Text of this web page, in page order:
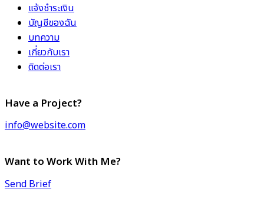
แจ้งชำระเงิน
บัญชีของฉัน
บทความ
เกี่ยวกับเรา
ติดต่อเรา
Have a Project?
info@website.com
Want to Work With Me?
Send Brief